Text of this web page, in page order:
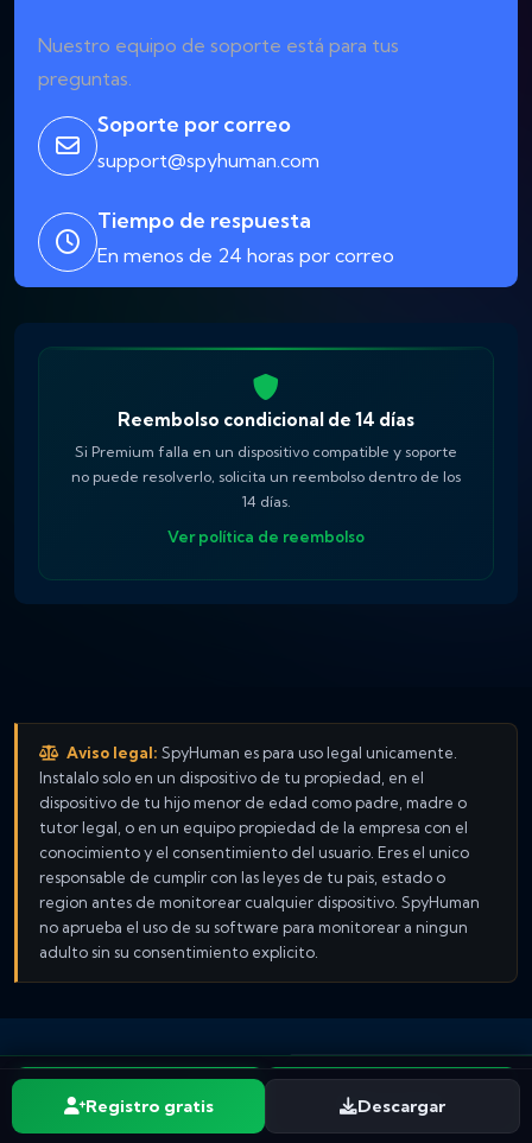
Nuestro equipo de soporte está para tus
preguntas.
Soporte por correo
support@spyhuman.com
Tiempo de respuesta
En menos de 24 horas por correo
Reembolso condicional de 14 días
Si Premium falla en un dispositivo compatible y soporte
no puede resolverlo, solicita un reembolso dentro de los
14 días.
Ver política de reembolso
Registrarse gratis Descargar
Aviso legal: SpyHuman es para uso legal unicamente.
Instalalo solo en un dispositivo de tu propiedad, en el
dispositivo de tu hijo menor de edad como padre, madre o
tutor legal, o en un equipo propiedad de la empresa con el
conocimiento y el consentimiento del usuario. Eres el unico
responsable de cumplir con las leyes de tu pais, estado o
region antes de monitorear cualquier dispositivo. SpyHuman
no aprueba el uso de su software para monitorear a ningun
adulto sin su consentimiento explicito.
Registro gratis Descargar